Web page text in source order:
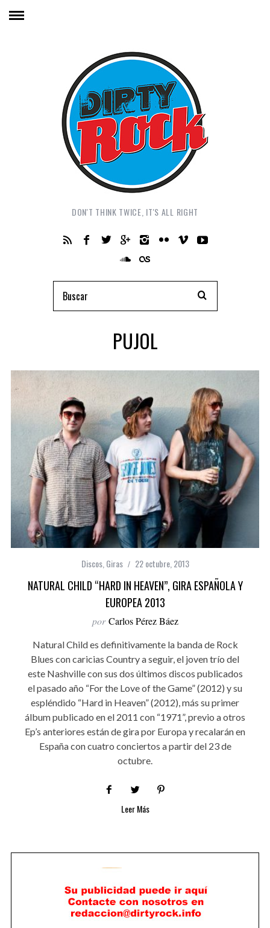
DON'T THINK TWICE, IT'S ALL RIGHT
PUJOL
Discos, Giras 22 octubre, 2013
NATURAL CHILD “HARD IN HEAVEN”, GIRA ESPAÑOLA Y
EUROPEA 2013
por Carlos Pérez Báez
Natural Child es definitivamente la banda de Rock
Blues con caricias Country a seguir, el joven trío del
este Nashville con sus dos últimos discos publicados
el pasado año “For the Love of the Game” (2012) y su
espléndido “Hard in Heaven” (2012), más su primer
álbum publicado en el 2011 con “1971”, previo a otros
Ep’s anteriores están de gira por Europa y recalarán en
España con cuatro conciertos a partir del 23 de
octubre.
Leer Más